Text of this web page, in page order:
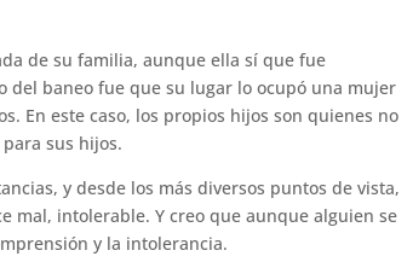
de su familia, aunque ella sí que fue
del baneo fue que su lugar lo ocupó una mujer
En este caso, los propios hijos son quienes no
sus hijos.
y desde los más diversos puntos de vista,
mal, intolerable. Y creo que aunque alguien se
y la intolerancia.